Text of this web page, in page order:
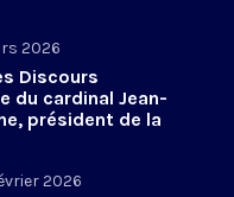
2026
Discours
du cardinal Jean-
président de la
2026